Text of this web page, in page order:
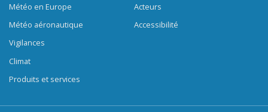
Météo en Europe
Météo aéronautique
Vigilances
Climat
Produits et services
Acteurs
Accessibilité